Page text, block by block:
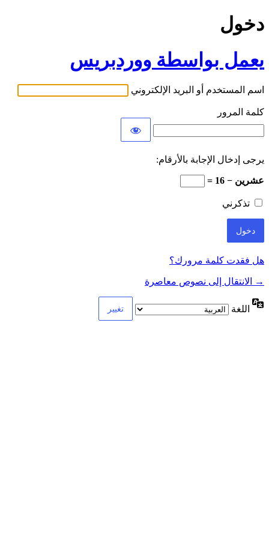
دخول
يعمل بواسطة ووردبريس
اسم المستخدم أو البريد الإلكتروني
كلمة المرور
يرجى إدخال الإجابة بالأرقام:
عشرين − 16 =
تذكرني
هل فقدت كلمة مرورك؟
→ الانتقال إلى نصوص معاصرة
اللغة